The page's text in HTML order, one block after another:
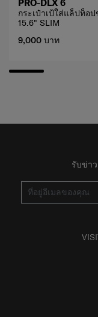
PRO-DLX 6
กระเป๋าเป้ใส่แล็ปท็อ
15.6" SLIM
9,000 บาท
รับข่า